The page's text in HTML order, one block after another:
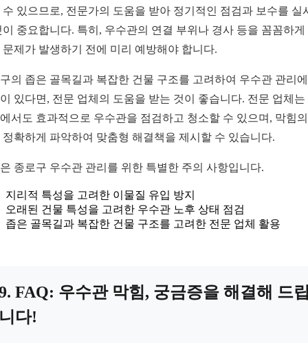
수 있으므로, 전문가의 도움을 받아 정기적인 점검과 보수를 실
이 중요합니다. 특히, 우수관의 연결 부위나 경사 등을 꼼꼼하게
문제가 발생하기 전에 미리 예방해야 합니다.
의 좁은 골목길과 복잡한 건물 구조를 고려하여 우수관 관리
있다면, 전문 업체의 도움을 받는 것이 좋습니다. 전문 업체는
서도 효과적으로 우수관을 점검하고 청소할 수 있으며, 막힘
정확하게 파악하여 맞춤형 해결책을 제시할 수 있습니다.
종로구 우수관 관리를 위한 특별한 주의 사항입니다.
지리적 특성을 고려한 이물질 유입 방지
오래된 건물 특성을 고려한 우수관 노후 상태 점검
좁은 골목길과 복잡한 건물 구조를 고려한 전문 업체 활용
FAQ: 우수관 막힘, 궁금증을 해결해 드
다!